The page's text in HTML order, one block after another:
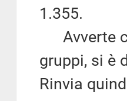
1.355.
Avverte
gruppi, si è
Rinvia